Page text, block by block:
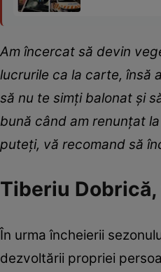
Am încercat să devin
lucrurile ca la carte, însă
să nu te simți balonat și
bună când am renunțat
puteți, vă recomand să
Tiberiu
În urma încheierii
dezvoltării propriei